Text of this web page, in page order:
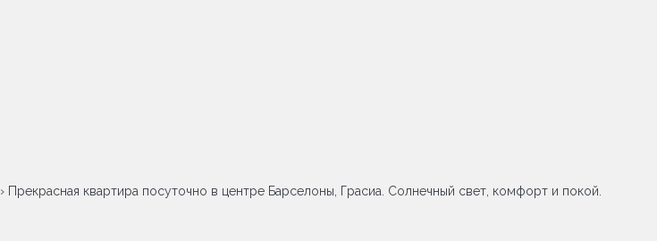
› Прекрасная квартира посуточно в центре Барселоны, Грасиа. Солнечный свет, комфорт и покой.